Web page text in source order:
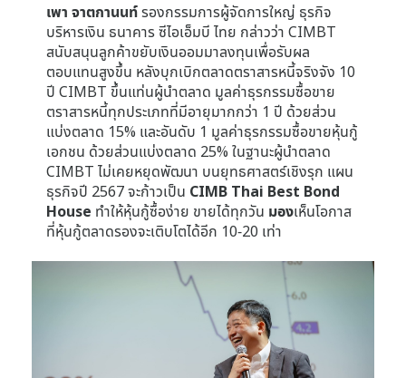
เพา จาตกานนท์รองกรรมการผู้จัดการใหญ่ ธุรกิจ
บริหารเงิน ธนาคาร ซีไอเอ็มบี ไทย กล่าวว่า CIMBT
สนับสนุนลูกค้าขยับเงินออมมาลงทุนเพื่อรับผล
ตอบแทนสูงขึ้น หลังบุกเบิกตลาดตราสารหนี้จริงจัง 10
ปี CIMBT ขึ้นแท่นผู้นำตลาด มูลค่าธุรกรรมซื้อขาย
ตราสารหนี้ทุกประเภทที่มีอายุมากกว่า 1 ปี ด้วยส่วน
แบ่งตลาด 15% และอันดับ 1 มูลค่าธุรกรรมซื้อขายหุ้นกู้
เอกชน ด้วยส่วนแบ่งตลาด 25% ในฐานะผู้นำตลาด
CIMBT ไม่เคยหยุดพัฒนา บนยุทธศาสตร์เชิงรุก แผน
ธุรกิจปี 2567 จะก้าวเป็น CIMB Thai Best Bond
House ทำให้หุ้นกู้ซื้อง่าย ขายได้ทุกวัน มองเห็นโอกาส
ที่หุ้นกู้ตลาดรองจะเติบโตได้อีก 10-20 เท่า